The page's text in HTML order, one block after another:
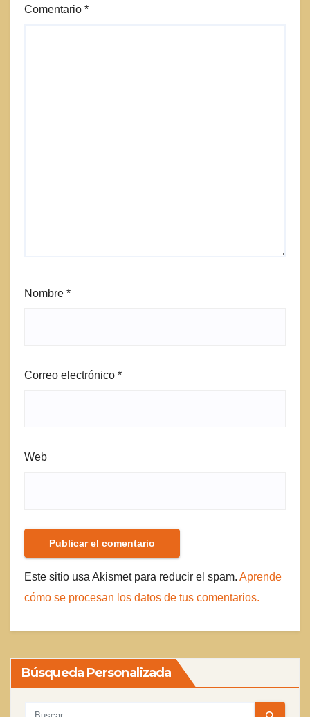
Comentario *
Nombre *
Correo electrónico *
Web
Este sitio usa Akismet para reducir el spam. Aprende
cómo se procesan los datos de tus comentarios.
Búsqueda Personalizada